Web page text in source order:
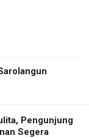
Pengunjung
Segera